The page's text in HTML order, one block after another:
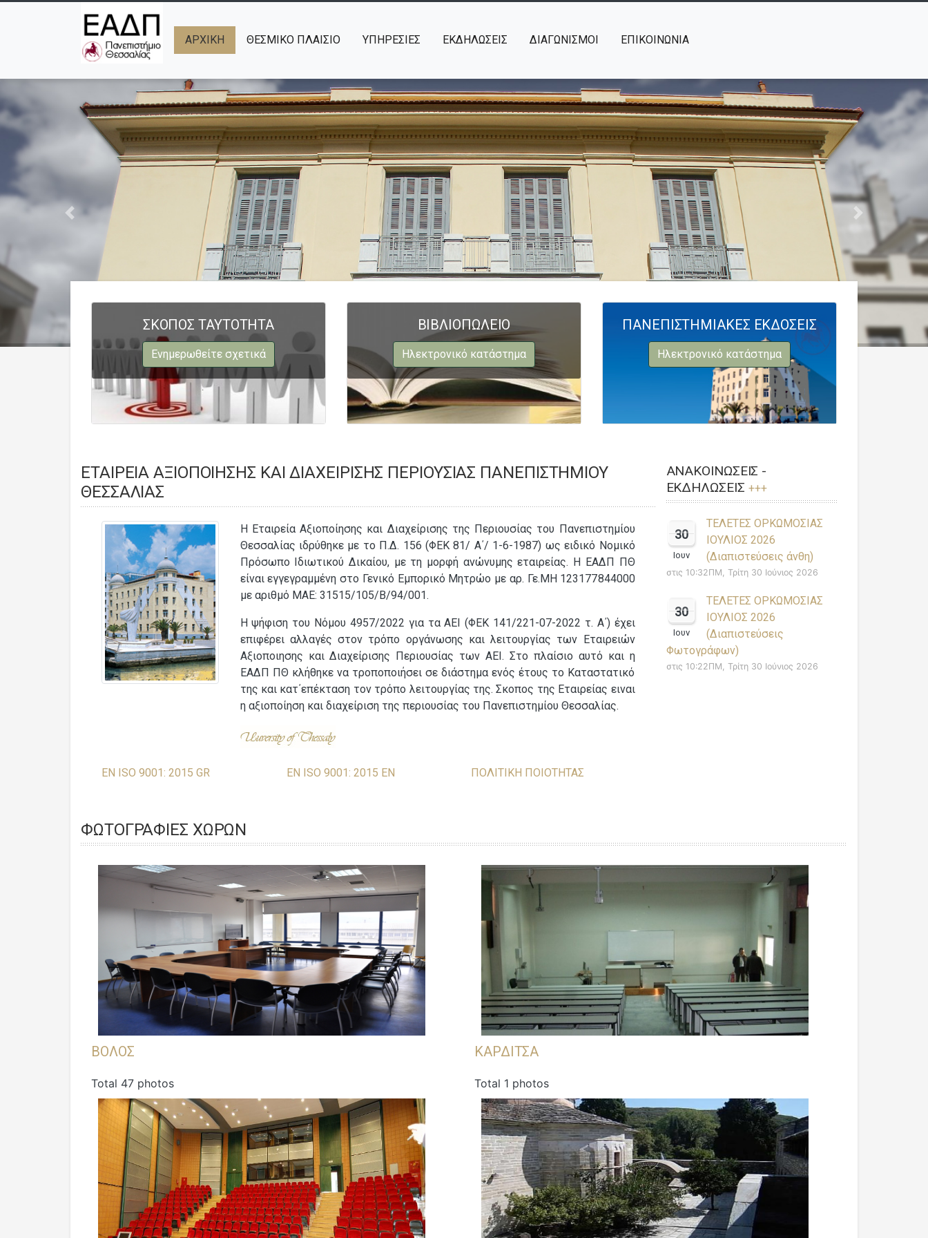
ΑΡΧΙΚΉ ΘΕΣΜΙΚΟ ΠΛΑΙΣΙΟ ΥΠΗΡΕΣΙΕΣ ΕΚΔΗΛΩΣΕΙΣ ΔΙΑΓΩΝΙΣΜΟΙ ΕΠΙΚΟΙΝΩΝΙΑ
ΣΚΟΠΟΣ ΤΑΥΤΟΤΗΤΑ
Ενημερωθείτε σχετικά
ΒΙΒΛΙΟΠΩΛΕΙΟ
Ηλεκτρονικό κατάστημα
ΠΑΝΕΠΙΣΤΗΜΙΑΚΕΣ ΕΚΔΟΣΕΙΣ
Ηλεκτρονικό κατάστημα
ΕΤΑΙΡΕΊΑ ΑΞΙΟΠΟΊΗΣΗΣ ΚΑΙ ΔΙΑΧΕΊΡΙΣΗΣ ΠΕΡΙΟΥΣΊΑΣ ΠΑΝΕΠΙΣΤΗΜΊΟΥ
ΘΕΣΣΑΛΊΑΣ
Η Εταιρεία Αξιοποίησης και Διαχείρισης της Περιουσίας του Πανεπιστημίου
Θεσσαλίας ιδρύθηκε με το Π.Δ. 156 (ΦΕΚ 81/ Α΄/ 1-6-1987) ως ειδικό Νομικό
Πρόσωπο Ιδιωτικού Δικαίου, με τη μορφή ανώνυμης εταιρείας. Η ΕΑΔΠ ΠΘ
είναι εγγεγραμμένη στο Γενικό Εμπορικό Μητρώο με αρ. Γε.ΜΗ 123177844000
με αριθμό ΜΑΕ: 31515/105/Β/94/001.
Η ψήφιση του Νόμου 4957/2022 για τα ΑΕΙ (ΦΕΚ 141/221-07-2022 τ. Α΄) έχει
επιφέρει αλλαγές στον τρόπο οργάνωσης και λειτουργίας των Εταιρειών
Αξιοποιησης και Διαχείρισης Περιουσίας των ΑΕΙ. Στο πλαίσιο αυτό και η
ΕΑΔΠ ΠΘ κλήθηκε να τροποποιήσει σε διάστημα ενός έτους το Καταστατικό
της και κατ΄επέκταση τον τρόπο λειτουργίας της. Σκοπος της Εταιρείας ειναι
η αξιοποίηση και διαχείριση της περιουσίας του Πανεπιστημίου Θεσσαλίας.
EN ISO 9001: 2015 GR EN ISO 9001: 2015 EN ΠΟΛΙΤΙΚΗ ΠΟΙΟΤΗΤΑΣ
ΑΝΑΚΟΙΝΩΣΕΙΣ -
ΕΚΔΗΛΩΣΕΙΣ +++
30
Ιουν
ΤΕΛΕΤΕΣ ΟΡΚΩΜΟΣΙΑΣ
ΙΟΥΛΙΟΣ 2026
(Διαπιστεύσεις άνθη)
στις 10:32ΠΜ, Τρίτη 30 Ιούνιος 2026
30
Ιουν
ΤΕΛΕΤΕΣ ΟΡΚΩΜΟΣΙΑΣ
ΙΟΥΛΙΟΣ 2026
(Διαπιστεύσεις
Φωτογράφων)
στις 10:22ΠΜ, Τρίτη 30 Ιούνιος 2026
ΦΩΤΟΓΡΑΦΊΕΣ ΧΏΡΩΝ
ΒΟΛΟΣ
Total 47 photos
ΚΑΡΔΙΤΣΑ
Total 1 photos